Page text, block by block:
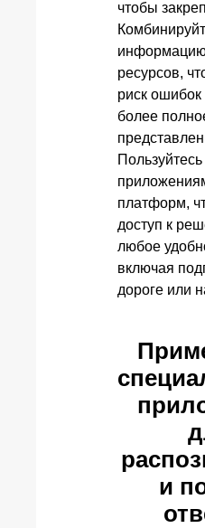
чтобы
информацию
ресурсов,
риск ошибок
более
платформ,
доступ к
любое
включая
дороге или
и